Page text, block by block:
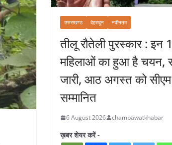
उत्तराखण्ड देहरादून नवीनतम
तीलू रौतेली पुरस्कार : इन
महिलाओं का हुआ है चयन,
जारी, आठ अगस्त को
सम्मानित
6 August 2026 champawatkhabar
ख़बर शेयर करें -